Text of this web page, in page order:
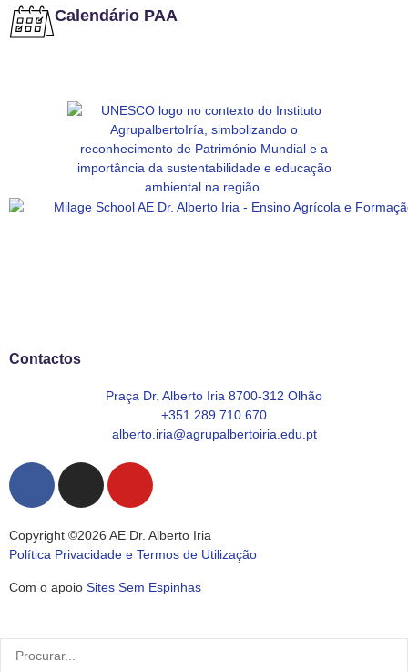
Calendário PAA
Contactos
Praça Dr. Alberto Iria 8700-312 Olhão
+351 289 710 670
alberto.iria@agrupalbertoiria.edu.pt
Copyright ©2026 AE Dr. Alberto Iria
Política Privacidade e Termos de Utilização
Com o apoio Sites Sem Espinhas